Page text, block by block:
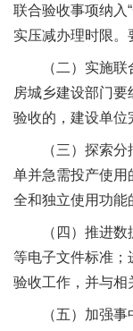
联合验收事项纳入
实压减办理时限。
（二）实施联合
房城乡建设部门
验收的，建设单位
（三）探索分批
单并急需投产使用
全和独立使用功能
（四）推进数据
等电子文件标准；
验收工作，并与相
（五）加强事中
在谋一域